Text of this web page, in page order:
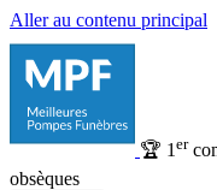
Aller au contenu principal
🏆 1 er
obsèques